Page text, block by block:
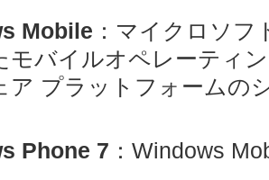
Mobile ：マイクロソフ
モバイルオペレーティ
ア プラットフォームの
Phone 7 ：Windows